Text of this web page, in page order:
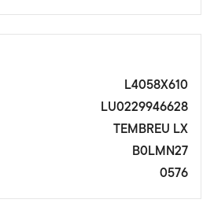
L4058X610
LU0229946628
TEMBREU LX
B0LMN27
0576